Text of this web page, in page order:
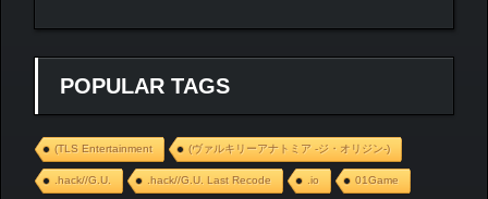
POPULAR TAGS
(TLS Entertainment (ヴァルキリーアナトミア ‐ジ・オリジン‐)
.hack//G.U. .hack//G.U. Last Recode .io 01Game